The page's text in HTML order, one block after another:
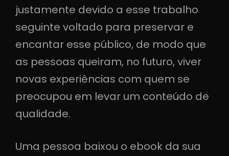
justamente devido a esse trabalho
seguinte voltado para preservar e
encantar esse público, de modo que
as pessoas queiram, no futuro, viver
novas experiências com quem se
preocupou em levar um conteúdo de
qualidade.
Uma pessoa baixou o ebook da sua